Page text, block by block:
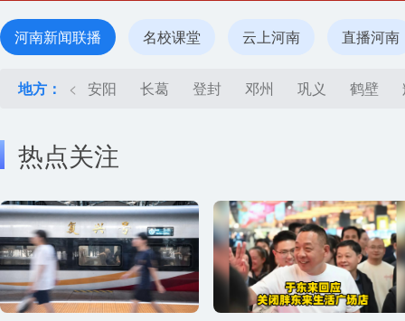
河南新闻联播 名校课堂 云上河南 直播河南
地方： < 安阳 长葛 登封 邓州 巩义 鹤壁
热点关注